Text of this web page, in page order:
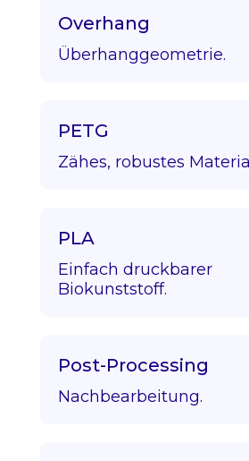
Overhang
Überhanggeometrie.
PETG
Zähes, robustes
PLA
Einfach druckbarer
Biokunststoff.
Post-Processing
Nachbearbeitung.